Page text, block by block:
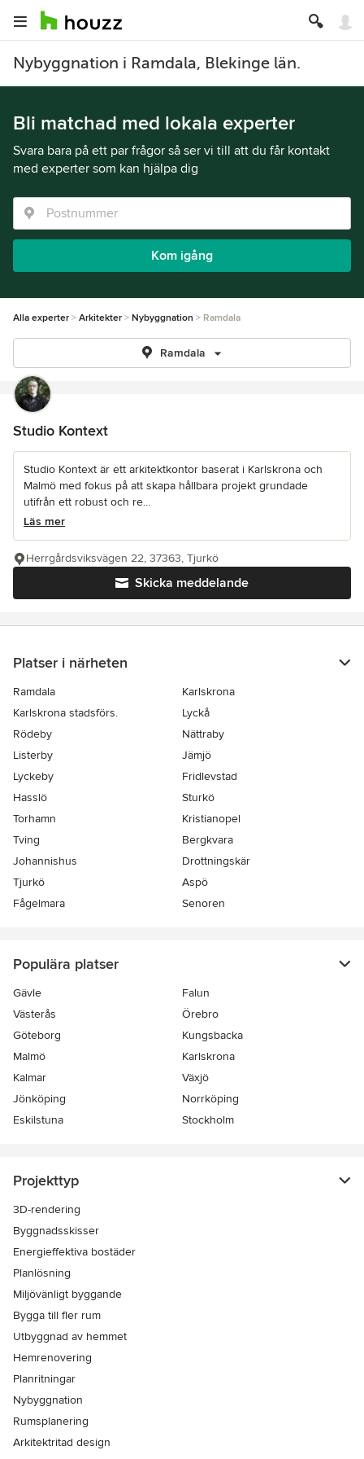
Nybyggnation i Ramdala, Blekinge län.
Bli matchad med lokala experter
Svara bara på ett par frågor så ser vi till att du får kontakt
med experter som kan hjälpa dig
Kom igång
Alla experter Arkitekter Nybyggnation Ramdala
Ramdala
Studio Kontext
Studio Kontext är ett arkitektkontor baserat i Karlskrona och
Malmö med fokus på att skapa hållbara projekt grundade
utifrån ett robust och re...
Läs mer
Skicka meddelande
Herrgårdsviksvägen 22, 37363, Tjurkö
Platser i närheten
Ramdala
Karlskrona
Karlskrona stadsförs.
Lyckå
Rödeby
Nättraby
Listerby
Jämjö
Lyckeby
Fridlevstad
Hasslö
Sturkö
Torhamn
Kristianopel
Tving
Bergkvara
Johannishus
Drottningskär
Tjurkö
Aspö
Fågelmara
Senoren
Populära platser
Gävle
Falun
Västerås
Örebro
Göteborg
Kungsbacka
Malmö
Karlskrona
Kalmar
Växjö
Jönköping
Norrköping
Eskilstuna
Stockholm
Projekttyp
3D-rendering
Byggnadsskisser
Energieffektiva bostäder
Planlösning
Miljövänligt byggande
Bygga till fler rum
Utbyggnad av hemmet
Hemrenovering
Planritningar
Nybyggnation
Rumsplanering
Arkitektritad design